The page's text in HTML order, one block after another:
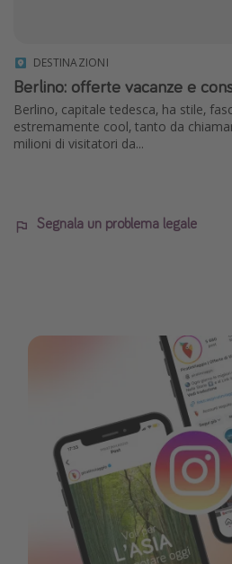
DESTINAZIONI
Berlino: offerte vacanze e
Berlino, capitale tedesca, ha stile,
estremamente cool, tanto da
milioni di visitatori da...
Segnala un problema legale